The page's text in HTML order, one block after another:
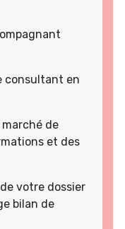
consultant en
de
et des
votre dossier
bilan de